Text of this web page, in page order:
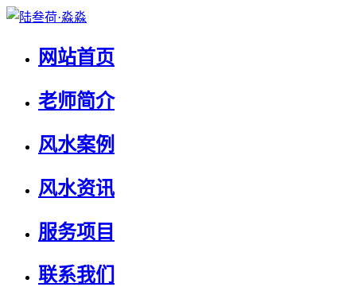
网站首页
老师简介
风水案例
风水资讯
服务项目
联系我们